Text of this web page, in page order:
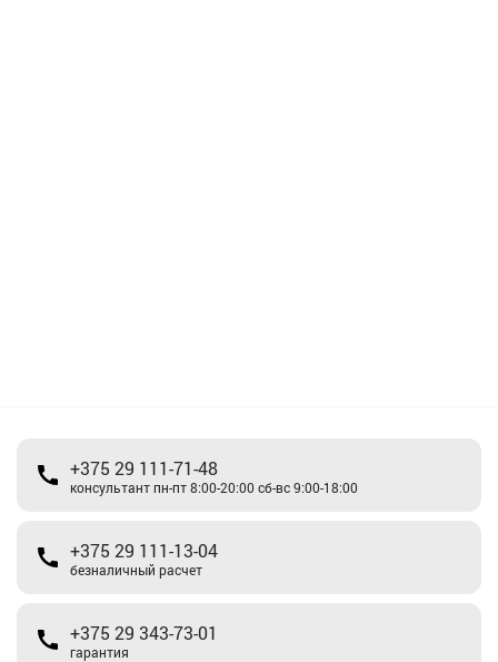
+375 29 111-71-48
консультант пн-пт 8:00-20:00 сб-вс 9:00-18:00
+375 29 111-13-04
безналичный расчет
+375 29 343-73-01
гарантия